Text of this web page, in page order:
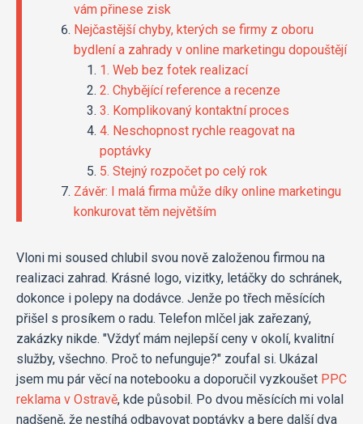
vám přinese zisk
Nejčastější chyby, kterých se firmy z oboru
bydlení a zahrady v online marketingu dopouštějí
1. Web bez fotek realizací
2. Chybějící reference a recenze
3. Komplikovaný kontaktní proces
4. Neschopnost rychle reagovat na
poptávky
5. Stejný rozpočet po celý rok
Závěr: I malá firma může díky online marketingu
konkurovat těm největším
Vloni mi soused chlubil svou nově založenou firmou na
realizaci zahrad. Krásné logo, vizitky, letáčky do schránek,
dokonce i polepy na dodávce. Jenže po třech měsících
přišel s prosíkem o radu. Telefon mlčel jak zařezaný,
zakázky nikde. "Vždyť mám nejlepší ceny v okolí, kvalitní
služby, všechno. Proč to nefunguje?" zoufal si. Ukázal
jsem mu pár věcí na notebooku a doporučil vyzkoušet PPC
reklama v Ostravě, kde působil. Po dvou měsících mi volal
nadšeně, že nestíhá odbavovat poptávky a bere další dva